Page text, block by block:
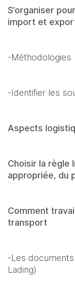
S’organiser
import et
-Méthodologies
-Identifier les
Aspects
Choisir la règle
appropriée, du
Comment
transport
-Les
Lading)